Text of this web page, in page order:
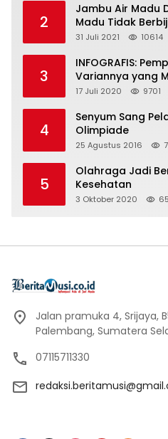
2
Jambu Air Madu
Madu Tidak
31 Juli 2021 10614
3
INFOGRAFIS:
Variannya yang
17 Juli 2020 9701
4
Senyum Sang
Olimpiade
25 Agustus 2016
5
Olahraga Jadi
Kesehatan
3 Oktober 2020
Jalan pramuka 4, Srijaya,
Palembang, Sumatera
07115711330